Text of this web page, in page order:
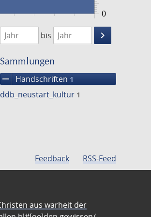
0
1475
bis
keyboard_arrow_right
Suche
Sammlungen
remove Handschriften 1
ddb_neustart_kultur 1
Feedback RSS-Feed
aus warheit der